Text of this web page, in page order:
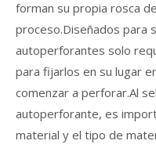
forman su propia rosca
proceso.Diseñados para
autoperforantes solo
para fijarlos en su lugar
comenzar a perforar.Al
autoperforante, es
material y el tipo de